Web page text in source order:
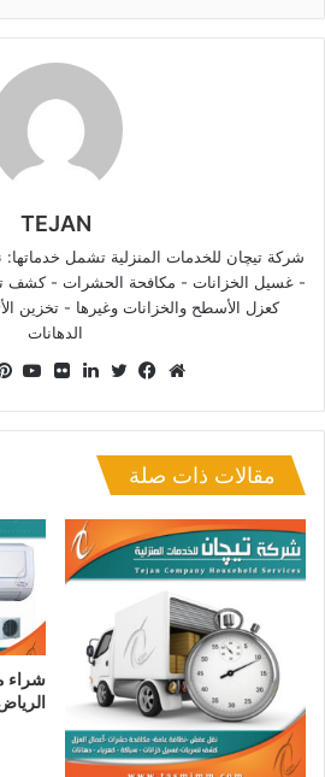
TEJAN
شركة تيچان للخدمات المنزلية تشمل
- غسيل الخزانات - مكافحة الحشرات - كشف
كعزل الأسطح والخزانات وغيرها - تخزين
الدهانات
الويب
من
مقالات ذات صلة
شراء
الرياض